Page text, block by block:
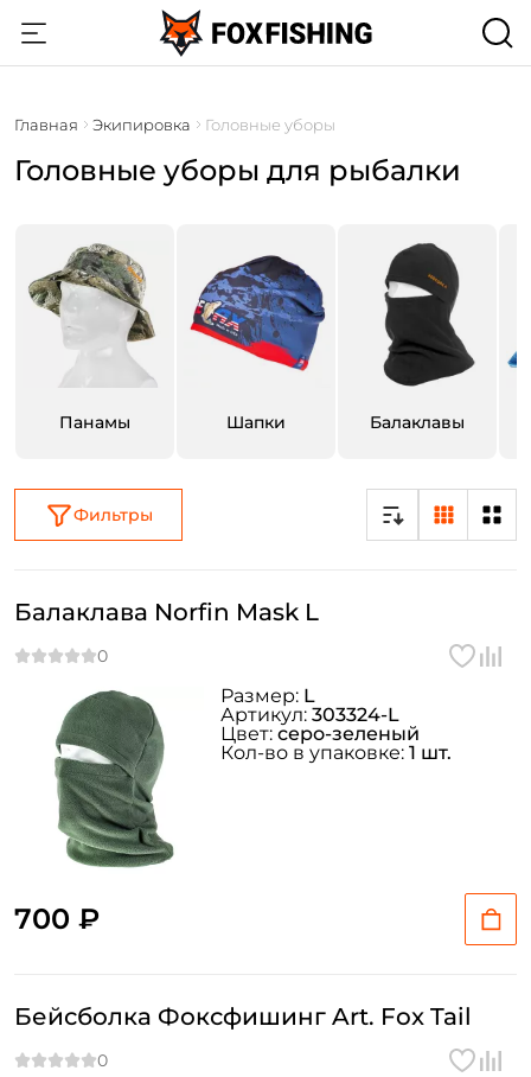
Главная Экипировка Головные уборы
Головные уборы для рыбалки
Панамы Шапки Балаклавы
Фильтры
Балаклава Norfin Mask L
700 ₽
Размер: L
Артикул: 303324-L
Цвет: серо-зеленый
Кол-во в упаковке: 1 шт.
Бейсболка Фоксфишинг Art. Fox Tail